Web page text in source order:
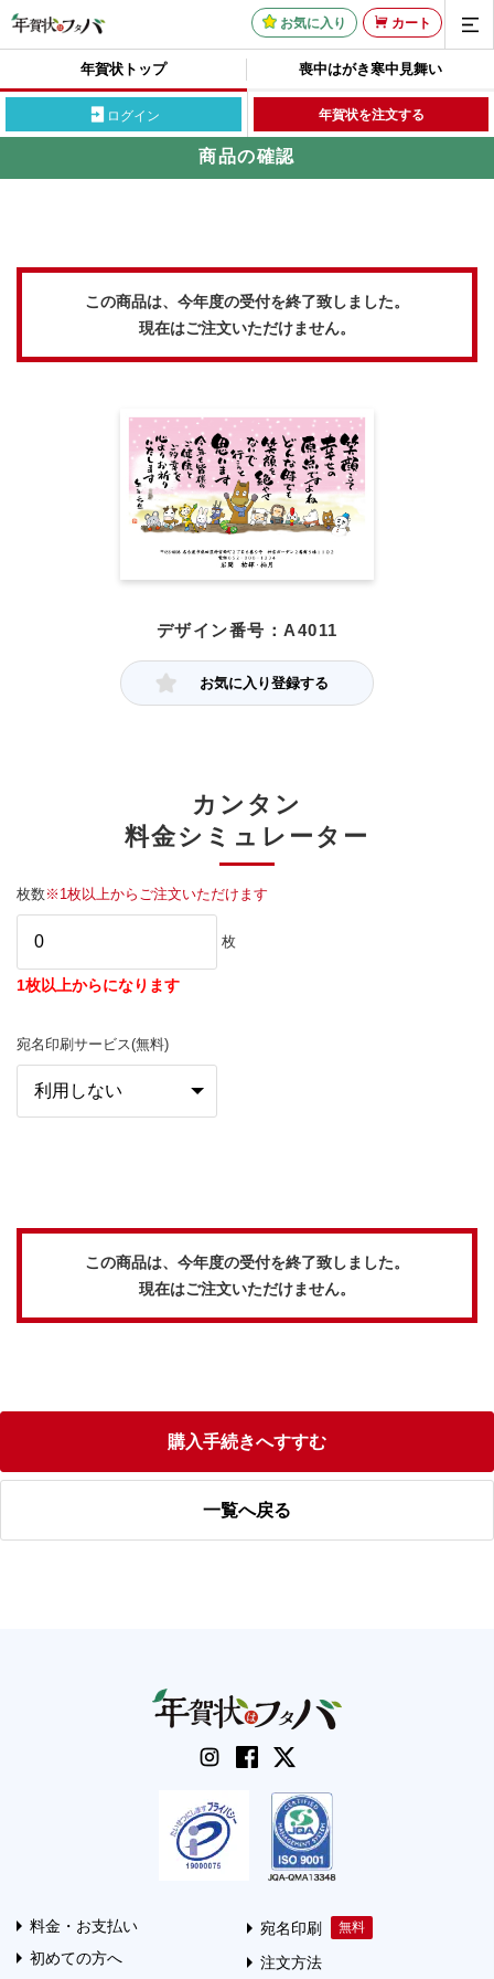
お気に入り カート
年賀状トップ 喪中はがき寒中見舞い
ログイン 年賀状を注文する
商品の確認
この商品は、今年度の受付を終了致しました。
現在はご注文いただけません。
デザイン番号：A4011
お気に入り登録する
カンタン
料金シミュレーター
枚数※1枚以上からご注文いただけます
枚
1枚以上からになります
宛名印刷サービス(無料)
この商品は、今年度の受付を終了致しました。
現在はご注文いただけません。
購入手続きへすすむ
一覧へ戻る
料金・お支払い
初めての方へ
宛名印刷
注文方法